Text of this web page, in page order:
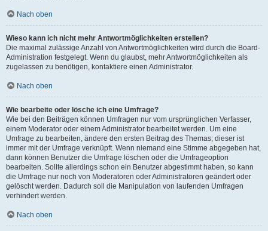
Nach oben
Wieso kann ich nicht mehr Antwortmöglichkeiten erstellen?
Die maximal zulässige Anzahl von Antwortmöglichkeiten wird durch die Board-
Administration festgelegt. Wenn du glaubst, mehr Antwortmöglichkeiten als
zugelassen zu benötigen, kontaktiere einen Administrator.
Nach oben
Wie bearbeite oder lösche ich eine Umfrage?
Wie bei den Beiträgen können Umfragen nur vom ursprünglichen Verfasser,
einem Moderator oder einem Administrator bearbeitet werden. Um eine
Umfrage zu bearbeiten, ändere den ersten Beitrag des Themas; dieser ist
immer mit der Umfrage verknüpft. Wenn niemand eine Stimme abgegeben hat,
dann können Benutzer die Umfrage löschen oder die Umfrageoption
bearbeiten. Sollte allerdings schon ein Benutzer abgestimmt haben, so kann
die Umfrage nur noch von Moderatoren oder Administratoren geändert oder
gelöscht werden. Dadurch soll die Manipulation von laufenden Umfragen
verhindert werden.
Nach oben